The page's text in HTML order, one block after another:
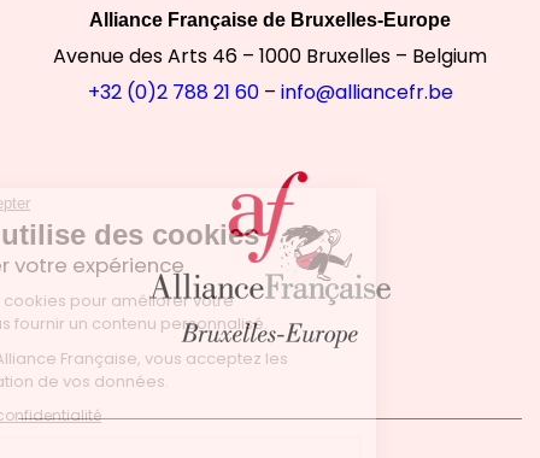
Continuer sans accepter
Notre site utilise des cookies
pour améliorer votre expérience
Nous utilisons des cookies pour améliorer votre
expérience et vous fournir un contenu personnalisé.
En utilisant le site Alliance Française, vous acceptez les
conditions d’utilisation de vos données.
Lire la politique de confidentialité
Alliance Française de Bruxelles-Europe
Avenue des Arts 46 – 1000 Bruxelles – Belgium
+32 (0)2 788 21 60– info@alliancefr.be